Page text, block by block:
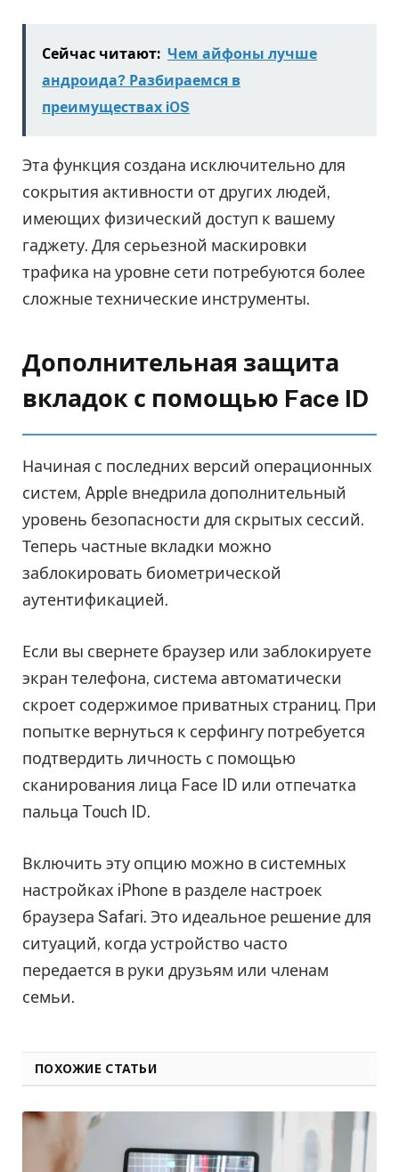
Сейчас читают: Чем айфоны лучше
андроида? Разбираемся в
преимуществах iOS
Эта функция создана исключительно для
сокрытия активности от других людей,
имеющих физический доступ к вашему
гаджету. Для серьезной маскировки
трафика на уровне сети потребуются более
сложные технические инструменты.
Дополнительная защита
вкладок с помощью Face ID
Начиная с последних версий операционных
систем, Apple внедрила дополнительный
уровень безопасности для скрытых сессий.
Теперь частные вкладки можно
заблокировать биометрической
аутентификацией.
Если вы свернете браузер или заблокируете
экран телефона, система автоматически
скроет содержимое приватных страниц. При
попытке вернуться к серфингу потребуется
подтвердить личность с помощью
сканирования лица Face ID или отпечатка
пальца Touch ID.
Включить эту опцию можно в системных
настройках iPhone в разделе настроек
браузера Safari. Это идеальное решение для
ситуаций, когда устройство часто
передается в руки друзьям или членам
семьи.
ПОХОЖИЕ СТАТЬИ